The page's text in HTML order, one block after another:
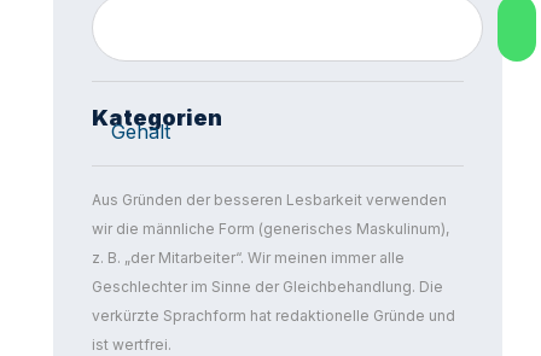
Kategorien
Gehalt
Aus Gründen der besseren Lesbarkeit verwenden
wir die männliche Form (generisches Maskulinum),
z. B. „der Mitarbeiter“. Wir meinen immer alle
Geschlechter im Sinne der Gleichbehandlung. Die
verkürzte Sprachform hat redaktionelle Gründe und
ist wertfrei.